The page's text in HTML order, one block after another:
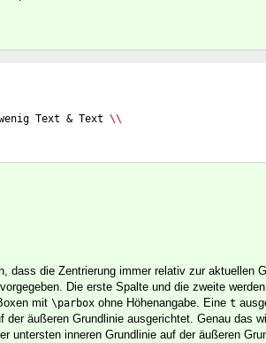
Text & Text \\
dass die Zentrierung immer relativ zur aktuellen
Die erste Spalte und die zweite
mit \parbox ohne Höhenangabe. Eine t
der äußeren Grundlinie ausgerichtet. Genau das
untersten inneren Grundlinie auf der äußeren